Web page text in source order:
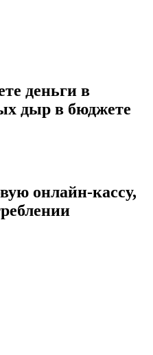
деньги в
дыр в бюджете
онлайн-кассу,